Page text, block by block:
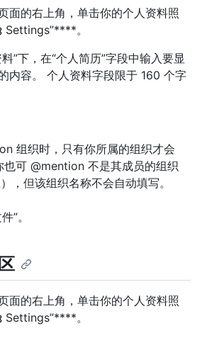
面的右上角，单击你的个人资料照
Settings”****。
”下，在“个人简历”字段中输入要显
内容。 个人资料字段限于 160 个字
组织时，只有你所属的组织才会
也可 @mention 不是其成员的组织
），但该组织名称不会自动填写。
”。
面的右上角，单击你的个人资料照
Settings”****。